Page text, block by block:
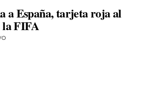
a España, tarjeta roja al
la FIFA